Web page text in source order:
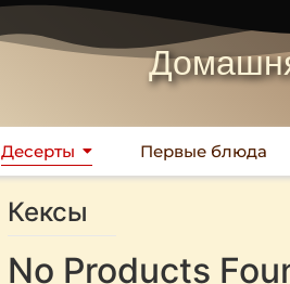
Десерты Первые блюда
Кексы
No Products